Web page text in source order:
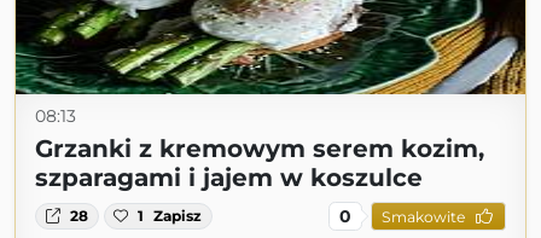
08:13
Grzanki z kremowym serem kozim,
szparagami i jajem w koszulce
28 1 Zapisz 0 Smakowite